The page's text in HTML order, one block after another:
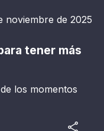
noviembre de 2025
tener más
los momentos